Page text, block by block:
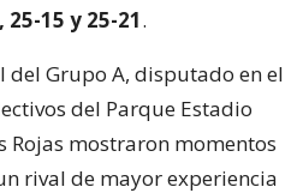
25-15 y 25-21.
Grupo A, disputado en el
del Parque Estadio
Rojas mostraron momentos
rival de mayor experiencia